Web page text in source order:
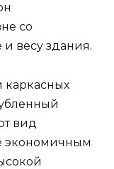
со
весу здания.
вид
экономичным